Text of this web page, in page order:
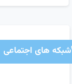
شبکه های اجتماعی